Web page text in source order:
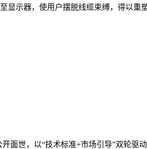
示器，使用户摆脱线缆束缚，得以重
面世，以“技术标准+市场引导”双轮驱